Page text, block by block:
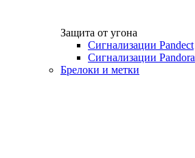
Защита от угона
Сигнализации Pandect
Сигнализации Pandora
Брелоки и метки